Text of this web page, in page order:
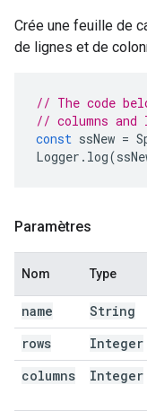
Crée une feuille de
de lignes et de
// The code
// columns
const ssNew =
Logger . log(
Paramètres
Nom Type
name String
rows Integer
columns Integer